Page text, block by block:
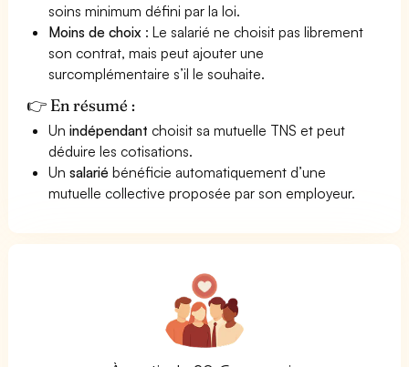
soins minimum défini par la loi.
Moins de choix : Le salarié ne choisit pas librement
son contrat, mais peut ajouter une
surcomplémentaire s’il le souhaite.
👉 En résumé :
Unindépendant choisit sa mutuelle TNS et peut
déduire les cotisations.
Unsalarié bénéficie automatiquement d’une
mutuelle collective proposée par son employeur.